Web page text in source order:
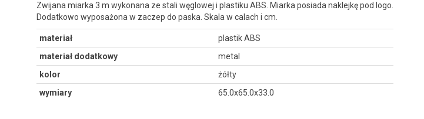
Zwijana miarka 3 m wykonana ze stali węglowej i plastiku ABS. Miarka posiada naklejkę pod logo.
Dodatkowo wyposażona w zaczep do paska. Skala w calach i cm.
materiał
plastik ABS
materiał dodatkowy
metal
kolor
żółty
wymiary
65.0x65.0x33.0